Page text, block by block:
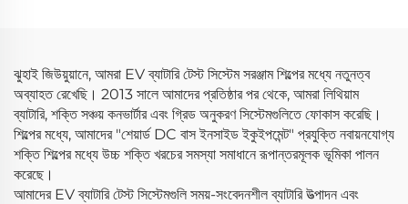
ঝুহাই জিউয়ুয়ানে, আমরা EV ব্যাটারি টেস্ট সিস্টেম সরঞ্জাম শিল্পের মধ্যে নতুনত্ব
অব্যাহত রেখেছি। 2013 সালে আমাদের প্রতিষ্ঠার পর থেকে, আমরা লিথিয়াম
ব্যাটারি, শক্তি সঞ্চয় কনভার্টার এবং গ্রিড অনুকরণ সিস্টেমগুলিতে ফোকাস করেছি।
শিল্পের মধ্যে, আমাদের "শেয়ার্ড DC বাস ইনসাইড ইকুইপমেন্ট" প্রযুক্তি নবায়নযোগ্য
শক্তি শিল্পের মধ্যে উচ্চ শক্তি খরচের সমস্যা সমাধানে রূপান্তরমূলক ভূমিকা পালন
করেছে।
আমাদের EV ব্যাটারি টেস্ট সিস্টেমগুলি সময়-সংবেদনশীল ব্যাটারি উত্পাদন এবং